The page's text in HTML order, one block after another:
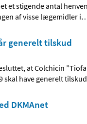
et stigende antal
af visse lægemidler i
generelt tilskud
at Colchicin
skal have generelt
DKMAnet